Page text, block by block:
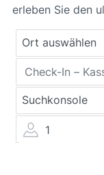
erleben Sie den
1